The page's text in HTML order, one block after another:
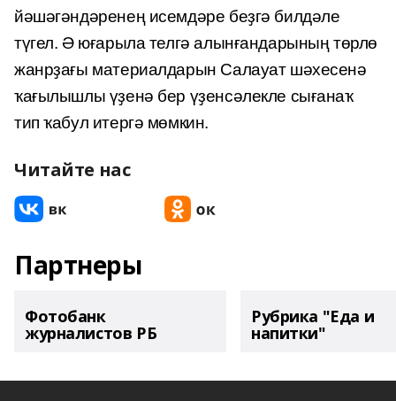
йәшә­гәндәренең исемдәре беҙгә билдәле
түгел. Ә юғарыла телгә алынғандарының төрлө
жанрҙағы материалдарын Салауат шәхесенә
ҡағылышлы үҙенә бер үҙенсәлекле сыға­наҡ
тип ҡабул итергә мөмкин.
Читайте нас
Партнеры
Фотобанк
журналистов РБ
Рубрика "Еда и
напитки"